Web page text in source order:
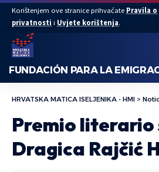
Korištenjem ove stranice prihvaćate Pravila o
privatnosti i Uvjete korištenja.
FUNDACIÓN PARA LA
HRVATSKA MATICA ISELJENIKA - HMI >
Premio literario
Dragica Rajčić